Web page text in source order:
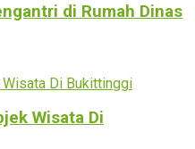
di Rumah Dinas
Wisata Di